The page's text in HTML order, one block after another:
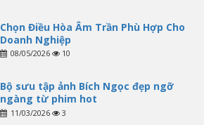
Chọn Điều Hòa Âm Trần Phù Hợp Cho
Doanh Nghiệp
08/05/2026 10
Bộ sưu tập ảnh Bích Ngọc đẹp ngỡ
ngàng từ phim hot
11/03/2026 3